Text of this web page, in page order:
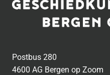
Postbus 280
4600 AG Bergen op Zoom